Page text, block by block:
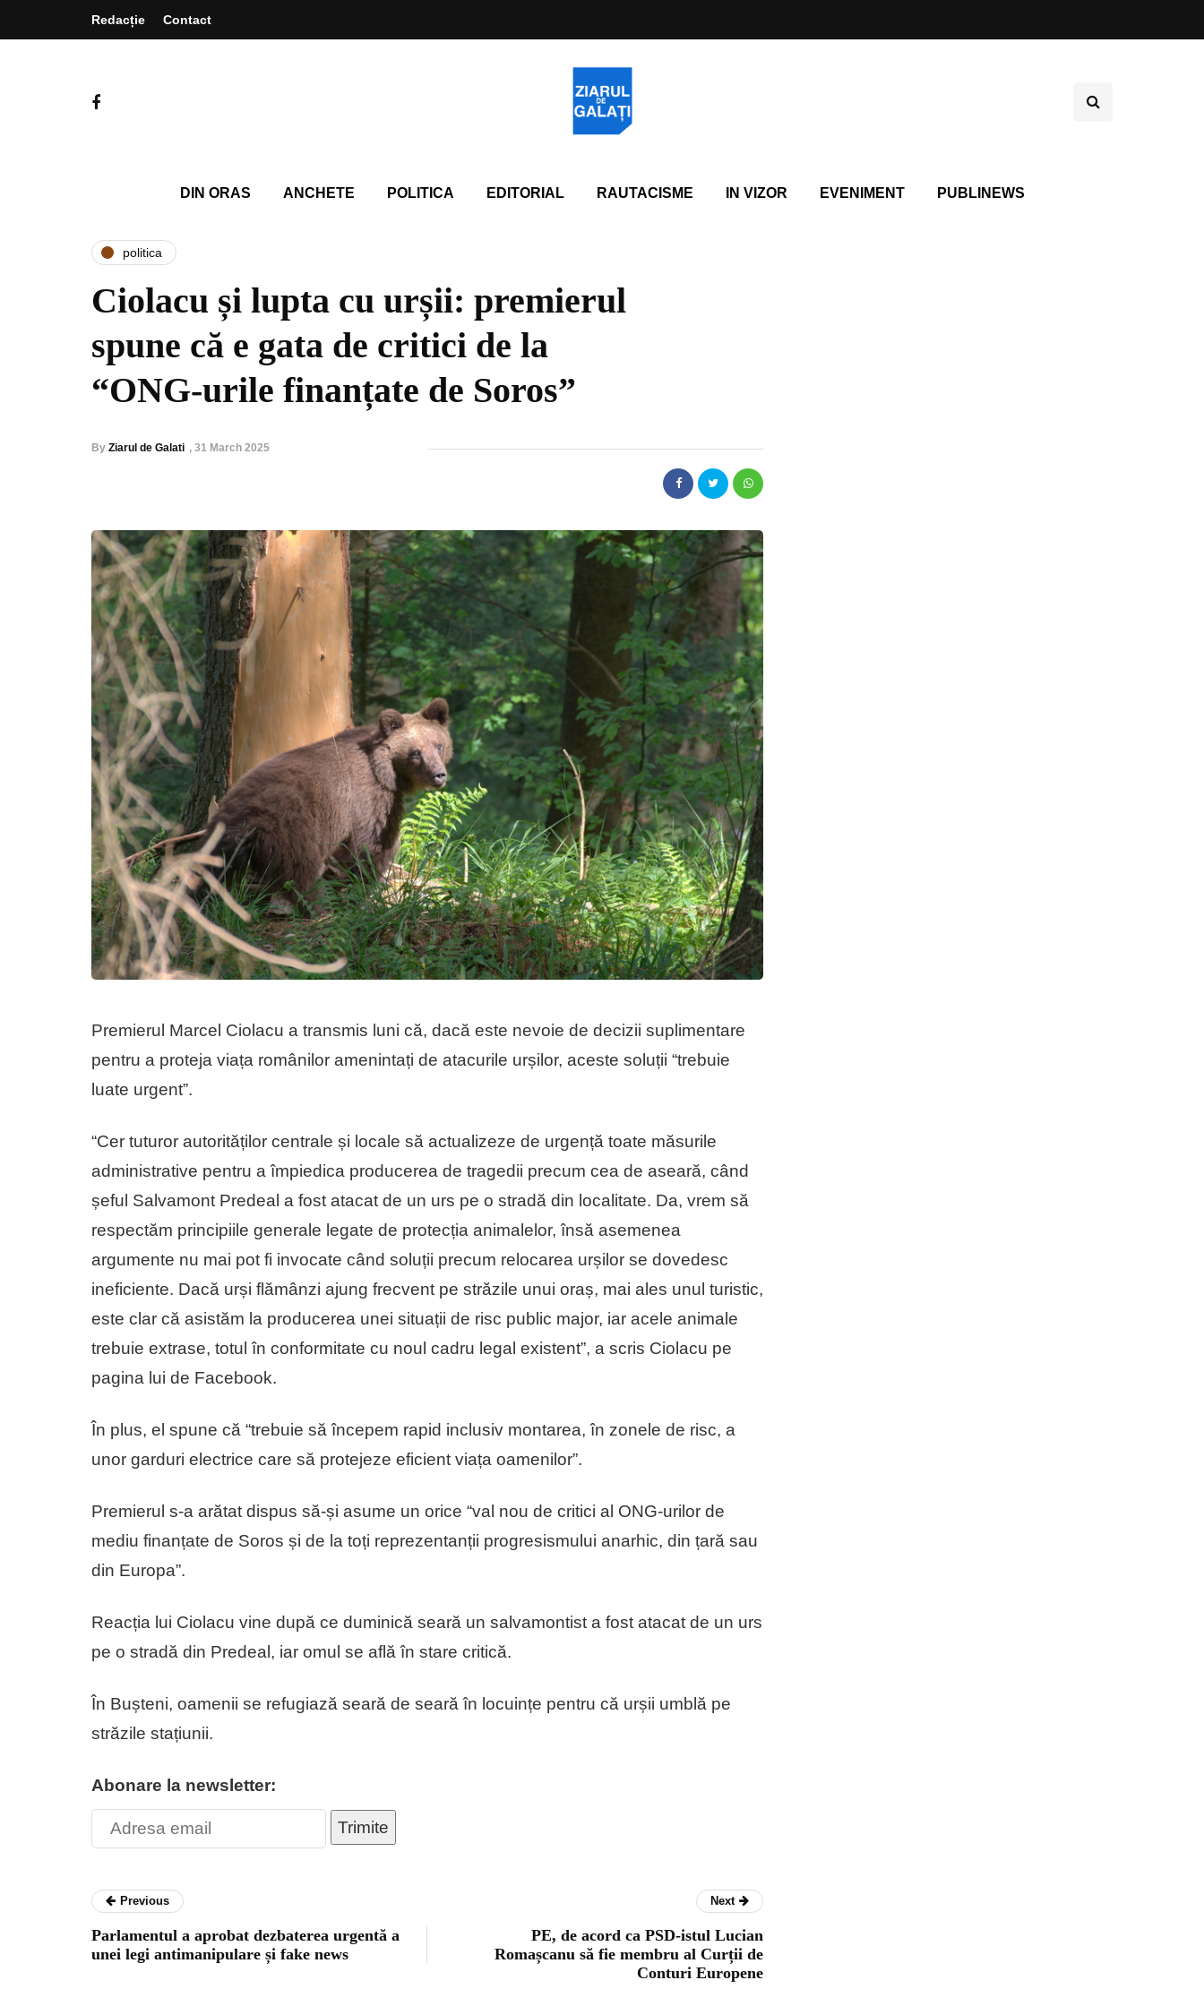
Redacție Contact
DIN ORAS ANCHETE POLITICA EDITORIAL RAUTACISME IN VIZOR EVENIMENT PUBLINEWS
politica
Ciolacu și lupta cu urșii: premierul
spune că e gata de critici de la
“ONG-urile finanțate de Soros”
By Ziarul de Galati , 31 March 2025
Premierul Marcel Ciolacu a transmis luni că, dacă este nevoie de decizii suplimentare
pentru a proteja viața românilor amenintați de atacurile urșilor, aceste soluții “trebuie
luate urgent”.
“Cer tuturor autorităților centrale și locale să actualizeze de urgență toate măsurile
administrative pentru a împiedica producerea de tragedii precum cea de aseară, când
șeful Salvamont Predeal a fost atacat de un urs pe o stradă din localitate. Da, vrem să
respectăm principiile generale legate de protecția animalelor, însă asemenea
argumente nu mai pot fi invocate când soluții precum relocarea urșilor se dovedesc
ineficiente. Dacă urși flămânzi ajung frecvent pe străzile unui oraș, mai ales unul turistic,
este clar că asistăm la producerea unei situații de risc public major, iar acele animale
trebuie extrase, totul în conformitate cu noul cadru legal existent”, a scris Ciolacu pe
pagina lui de Facebook.
În plus, el spune că “trebuie să începem rapid inclusiv montarea, în zonele de risc, a
unor garduri electrice care să protejeze eficient viața oamenilor”.
Premierul s-a arătat dispus să-și asume un orice “val nou de critici al ONG-urilor de
mediu finanțate de Soros și de la toți reprezentanții progresismului anarhic, din țară sau
din Europa”.
Reacția lui Ciolacu vine după ce duminică seară un salvamontist a fost atacat de un urs
pe o stradă din Predeal, iar omul se află în stare critică.
În Bușteni, oamenii se refugiază seară de seară în locuințe pentru că urșii umblă pe
străzile stațiunii.
Abonare la newsletter:
Trimite
Previous
Parlamentul a aprobat dezbaterea urgentă a
unei legi antimanipulare și fake news
Next
PE, de acord ca PSD-istul Lucian
Romașcanu să fie membru al Curții de
Conturi Europene